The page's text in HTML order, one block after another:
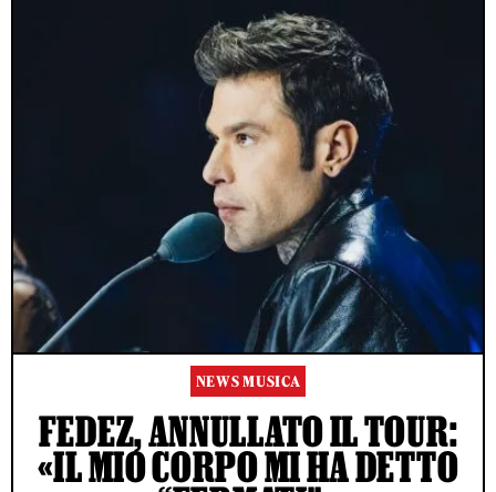
NEWS MUSICA
FEDEZ, ANNULLATO IL TOUR:
«IL MIO CORPO MI HA DETTO